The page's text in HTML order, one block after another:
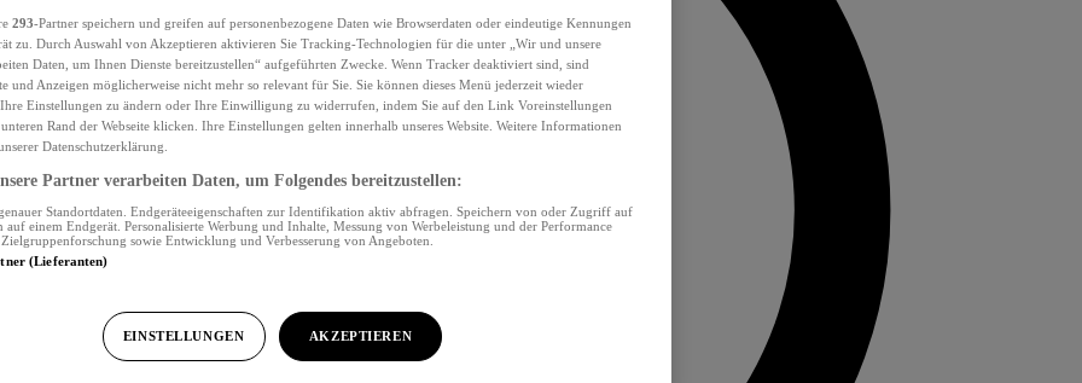
293-Partner speichern und greifen auf personenbezogene Daten wie Browserdaten oder eindeutige Kennungen
zu. Durch Auswahl von Akzeptieren aktivieren Sie Tracking-Technologien für die unter „Wir und unsere
Daten, um Ihnen Dienste bereitzustellen“ aufgeführten Zwecke. Wenn Tracker deaktiviert sind, sind
und Anzeigen möglicherweise nicht mehr so relevant für Sie. Sie können dieses Menü jederzeit wieder
Einstellungen zu ändern oder Ihre Einwilligung zu widerrufen, indem Sie auf den Link Voreinstellungen
Rand der Webseite klicken. Ihre Einstellungen gelten innerhalb unseres Website. Weitere Informationen
Datenschutzerklärung.
Partner verarbeiten Daten, um Folgendes bereitzustellen:
Standortdaten. Endgeräteeigenschaften zur Identifikation aktiv abfragen. Speichern von oder Zugriff auf
einem Endgerät. Personalisierte Werbung und Inhalte, Messung von Werbeleistung und der Performance
sowie Entwicklung und Verbesserung von Angeboten.
(Lieferanten)
EINSTELLUNGEN AKZEPTIEREN